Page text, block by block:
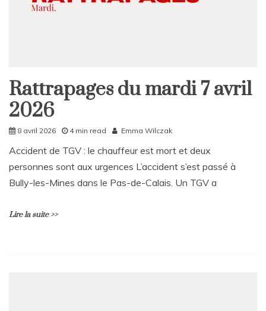
Rattrapages
Rattrapages
Rattrapages du mardi 7 avril
2026
8 avril 2026 4 min read Emma Wilczak
Accident de TGV : le chauffeur est mort et deux
personnes sont aux urgences L’accident s’est passé à
Bully-les-Mines dans le Pas-de-Calais. Un TGV a
Lire la suite >>